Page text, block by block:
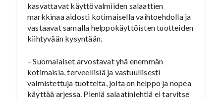
kasvattavat käyttövalmiiden salaattien
markkinaa aidosti kotimaisella vaihtoehdolla ja
vastaavat samalla helppokäyttöisten tuotteiden
kiihtyvään kysyntään.
– Suomalaiset arvostavat yhä enemmän
kotimaisia, terveellisiä ja vastuullisesti
valmistettuja tuotteita, joita on helppo ja nopea
käyttää arjessa. Pieniä salaatinlehtiä ei tarvitse